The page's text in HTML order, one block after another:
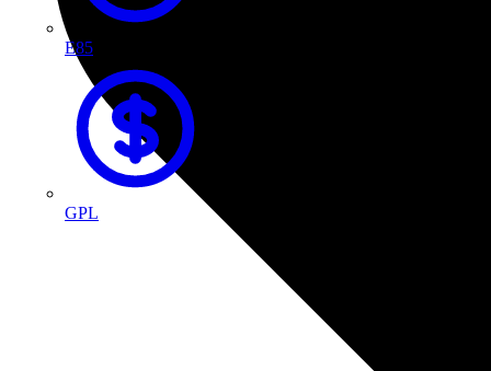
E85
GPL